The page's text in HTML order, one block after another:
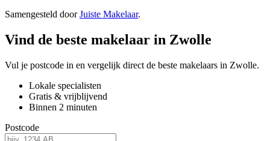
Samengesteld doorJuiste Makelaar.
Vind de beste makelaar in Zwolle
Vul je postcode in en vergelijk direct de beste makelaars in Zwolle.
Lokale specialisten
Gratis & vrijblijvend
Binnen 2 minuten
Postcode